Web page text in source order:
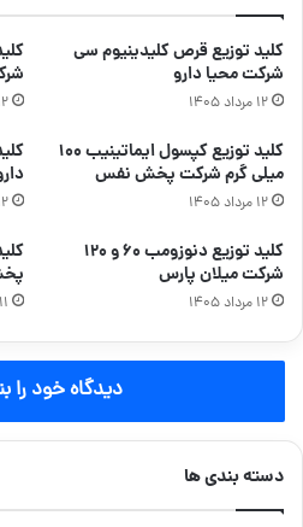
کلید توزیع قرص کلیدینیوم سی
شرکت محیا دارو
۱۲ مرداد ۱۴۰۵ ۱۲
کلید توزیع کپسول ایماتینیب ۱۰۰
میلی گرم شرکت پخش نفس
۱۲ مرداد ۱۴۰۵ ۱۲
کلید توزیع دنوزومب ۶۰ و ۱۲۰
شرکت میلان پارس
۱۲ مرداد ۱۴۰۵ ۱۱ مرداد ۱۴۰۵
دیدگاه خود را
دسته بندی ها